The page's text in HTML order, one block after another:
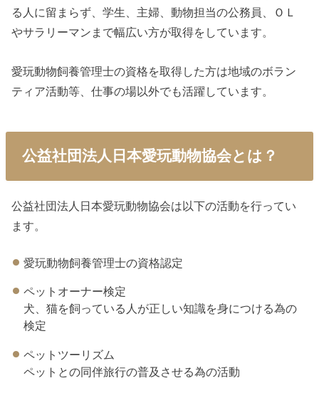
る人に留まらず、学生、主婦、動物担当の公務員、ＯＬ
やサラリーマンまで幅広い方が取得をしています。
愛玩動物飼養管理士の資格を取得した方は地域のボラン
ティア活動等、仕事の場以外でも活躍しています。
公益社団法人日本愛玩動物協会とは？
公益社団法人日本愛玩動物協会は以下の活動を行ってい
ます。
愛玩動物飼養管理士の資格認定
ペットオーナー検定
犬、猫を飼っている人が正しい知識を身につける為の
検定
ペットツーリズム
ペットとの同伴旅行の普及させる為の活動